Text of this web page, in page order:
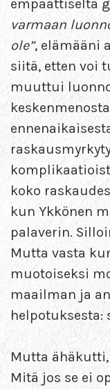
empaattiselta
varmaan
ole”, elämääni
siitä, etten voi
muuttui
koko
kun Ykkönen
palaverin.
Mutta vasta
muotoiseksi
maailman ja
helpotuksesta:
Mutta
Mitä jos se ei